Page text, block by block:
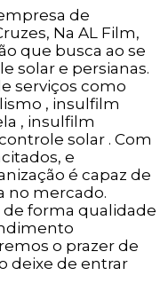
de
Na AL Film,
que busca ao se
solar e persianas.
serviços como
, insulfilm
, insulfilm
solar . Com
e
é capaz de
no mercado.
de forma qualidade
o prazer de
deixe de entrar